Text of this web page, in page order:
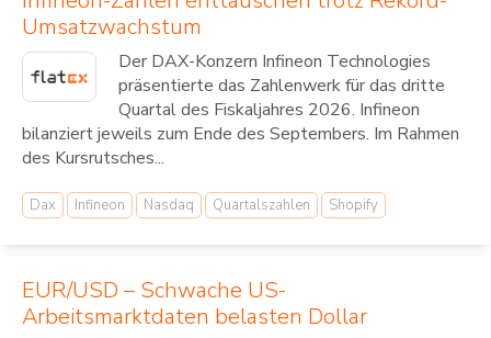
Umsatzwachstum
Der DAX-Konzern Infineon Technologies
präsentierte das Zahlenwerk für das dritte
Quartal des Fiskaljahres 2026. Infineon
bilanziert jeweils zum Ende des Septembers. Im Rahmen
des Kursrutsches...
Dax Infineon Nasdaq Quartalszahlen Shopify
EUR/USD – Schwache US-
Arbeitsmarktdaten belasten Dollar